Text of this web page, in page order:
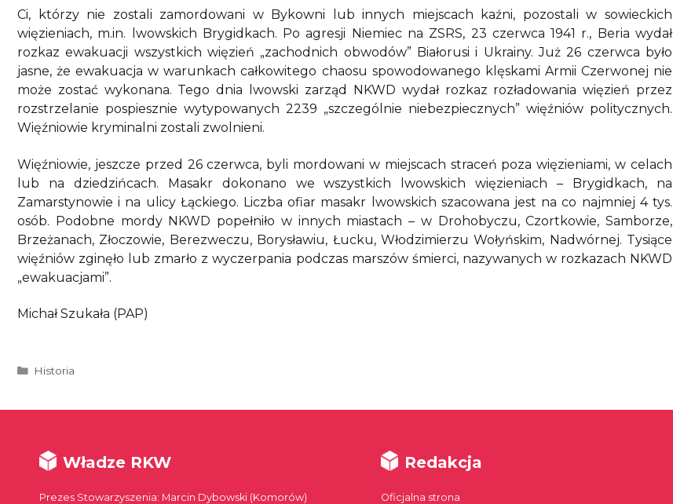
Ci, którzy nie zostali zamordowani w Bykowni lub innych miejscach kaźni, pozostali w sowieckich
więzieniach, m.in. lwowskich Brygidkach. Po agresji Niemiec na ZSRS, 23 czerwca 1941 r., Beria wydał
rozkaz ewakuacji wszystkich więzień „zachodnich obwodów” Białorusi i Ukrainy. Już 26 czerwca było
jasne, że ewakuacja w warunkach całkowitego chaosu spowodowanego klęskami Armii Czerwonej nie
może zostać wykonana. Tego dnia lwowski zarząd NKWD wydał rozkaz rozładowania więzień przez
rozstrzelanie pospiesznie wytypowanych 2239 „szczególnie niebezpiecznych” więźniów politycznych.
Więźniowie kryminalni zostali zwolnieni.
Więźniowie, jeszcze przed 26 czerwca, byli mordowani w miejscach straceń poza więzieniami, w celach
lub na dziedzińcach. Masakr dokonano we wszystkich lwowskich więzieniach – Brygidkach, na
Zamarstynowie i na ulicy Łąckiego. Liczba ofiar masakr lwowskich szacowana jest na co najmniej 4 tys.
osób. Podobne mordy NKWD popełniło w innych miastach – w Drohobyczu, Czortkowie, Samborze,
Brzeżanach, Złoczowie, Berezweczu, Borysławiu, Łucku, Włodzimierzu Wołyńskim, Nadwórnej. Tysiące
więźniów zginęło lub zmarło z wyczerpania podczas marszów śmierci, nazywanych w rozkazach NKWD
„ewakuacjami”.
Michał Szukała (PAP)
Kategorie
Historia
Władze RKW
Prezes Stowarzyszenia: Marcin Dybowski (Komorów)
Redakcja
Oficjalna strona